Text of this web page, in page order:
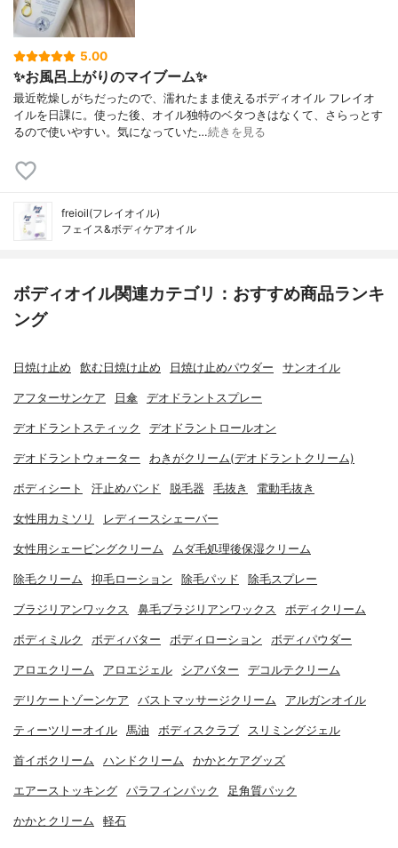
5.00
✨お風呂上がりのマイブーム✨
最近乾燥しがちだったので、濡れたまま使えるボディオイル フレイオ
イルを日課に。使った後、オイル独特のベタつきはなくて、さらっとす
るので使いやすい。気になっていた…続きを見る
freioil(フレイオイル)
フェイス&ボディケアオイル
ボディオイル関連カテゴリ：おすすめ商品ランキ
ング
日焼け止め 飲む日焼け止め 日焼け止めパウダー サンオイル
アフターサンケア 日傘 デオドラントスプレー
デオドラントスティック デオドラントロールオン
デオドラントウォーター わきがクリーム(デオドラントクリーム)
ボディシート 汗止めバンド 脱毛器 毛抜き 電動毛抜き
女性用カミソリ レディースシェーバー
女性用シェービングクリーム ムダ毛処理後保湿クリーム
除毛クリーム 抑毛ローション 除毛パッド 除毛スプレー
ブラジリアンワックス 鼻毛ブラジリアンワックス ボディクリーム
ボディミルク ボディバター ボディローション ボディパウダー
アロエクリーム アロエジェル シアバター デコルテクリーム
デリケートゾーンケア バストマッサージクリーム アルガンオイル
ティーツリーオイル 馬油 ボディスクラブ スリミングジェル
首イボクリーム ハンドクリーム かかとケアグッズ
エアーストッキング パラフィンパック 足角質パック
かかとクリーム 軽石